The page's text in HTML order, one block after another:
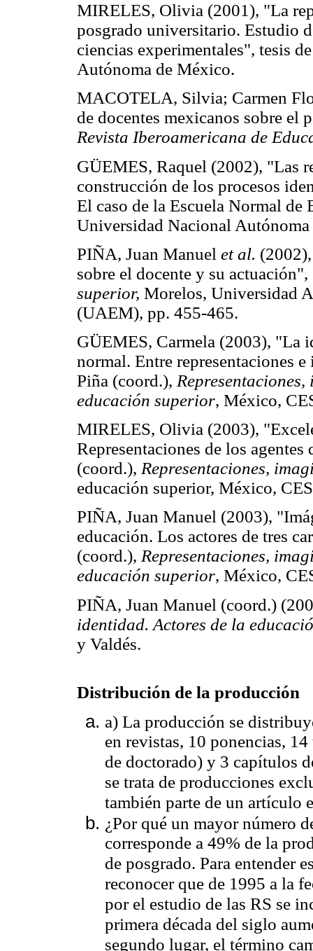
MIRELES, Olivia (2001), "La
posgrado universitario. Estudio
ciencias experimentales", tesis
Autónoma de México.
MACOTELA, Silvia; Carmen
de docentes mexicanos sobre el
Revista Iberoamericana de
GÜEMES, Raquel (2002), "Las
construcción de los procesos
El caso de la Escuela Normal de
Universidad Nacional
PIÑA, Juan Manuel et al.
sobre el docente y su
superior, Morelos, Universidad
(UAEM), pp. 455-465.
GÜEMES, Carmela (2003), "La
normal. Entre representaciones
Piña (coord.),
educación superior, México,
MIRELES, Olivia (2003),
Representaciones de los
(coord.), Representaciones,
educación superior, México,
PIÑA, Juan Manuel (2003),
educación. Los actores de tres
(coord.), Representaciones,
educación superior, México,
PIÑA, Juan Manuel (coord.)
identidad. Actores de la
y Valdés.
Distribución de la producción
a) La producción se
en revistas, 10 ponencias,
de doctorado) y 3 capítulos
se trata de producciones
también parte de un artículo
¿Por qué un mayor número
corresponde a 49% de la
de posgrado. Para entender
reconocer que de 1995 a la
por el estudio de las RS se
primera década del siglo
segundo lugar, el término